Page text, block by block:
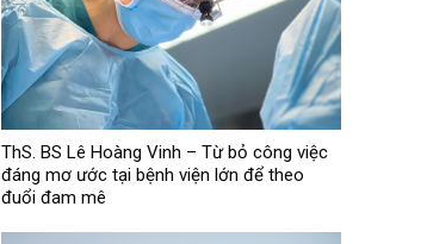
ThS. BS Lê Hoàng Vinh – Từ bỏ công việc
đáng mơ ước tại bệnh viện lớn để theo
đuổi đam mê